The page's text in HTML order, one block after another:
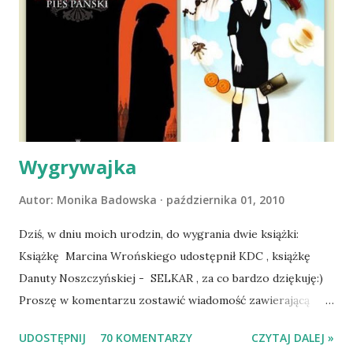
wyjazd w Beskid Niski. Zanim to jednak się stało psica miała
atak padaczki, co spowodowało, że wyjazd odwołaliśmy,
wdrożyliśmy leczenie i od nowa zaczęliśmy oswajać z nami i
wspólnym życiem zdezorientowanego chorobą psa. Udało
się ustabilizować zawirowania zdrowotne i wówczas
zaczęliśmy się cieszyć sobą wzajemnie już na 100%.
Dopier...
Wygrywajka
Autor: Monika Badowska października 01, 2010
Dziś, w dniu moich urodzin, do wygrania dwie książki:
Książkę Marcina Wrońskiego udostępnił KDC , książkę
Danuty Noszczyńskiej - SELKAR , za co bardzo dziękuję:)
Proszę w komentarzu zostawić wiadomość zawierającą
Losowanie odbędzie się w niedzielę o 8:00. Zapraszam
UDOSTĘPNIJ 70 KOMENTARZY CZYTAJ DALEJ »